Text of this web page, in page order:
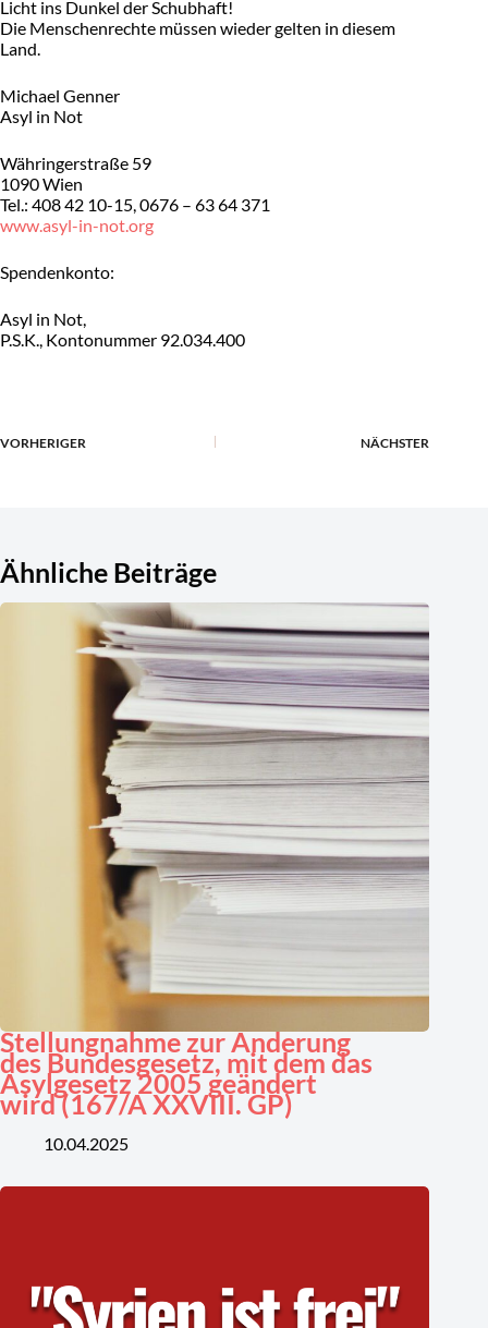
Licht ins Dunkel der Schubhaft!
Die Menschenrechte müssen wieder gelten in diesem
Land.
Michael Genner
Asyl in Not
Währingerstraße 59
1090 Wien
Tel.: 408 42 10-15, 0676 – 63 64 371
www.asyl-in-not.org
Spendenkonto:
Asyl in Not,
P.S.K., Kontonummer 92.034.400
VORHERIGER NÄCHSTER
Ähnliche Beiträge
Stellungnahme zur Änderung
des Bundesgesetz, mit dem das
Asylgesetz 2005 geändert
wird (167/A XXVIII. GP)
10.04.2025